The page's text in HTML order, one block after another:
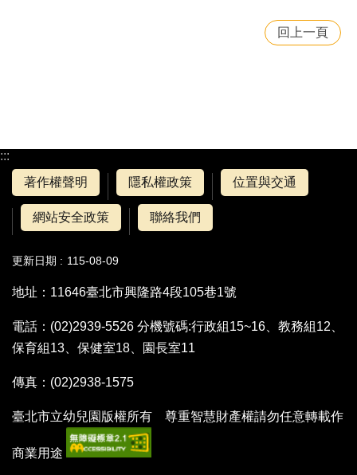
回上一頁
:::
著作權聲明
隱私權政策 位置與交通
網站安全政策 聯絡我們
更新日期 115-08-09
地址：11646臺北市興隆路4段105巷1號
電話：(02)2939-5526 分機號碼:行政組15~16、教務組12、
保育組13、保健室18、園長室11
傳真：(02)2938-1575
臺北市立幼兒園版權所有 尊重智慧財產權請勿任意轉載作
商業用途